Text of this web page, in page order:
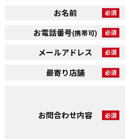
お名前
お電話番号(携帯可)
メールアドレス
最寄り店舗
お問合わせ内容